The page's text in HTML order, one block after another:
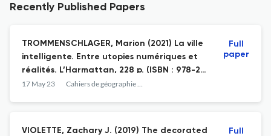
Recently Published Papers
TROMMENSCHLAGER, Marion (2021) La ville
intelligente. Entre utopies numériques et
réalités. L’Harmattan, 228 p. (ISBN : 978-2-
343-23665-0)
17 May 23 Cahiers de géographie du Québec
Full
paper
VIOLETTE, Zachary J. (2019) The decorated
Full